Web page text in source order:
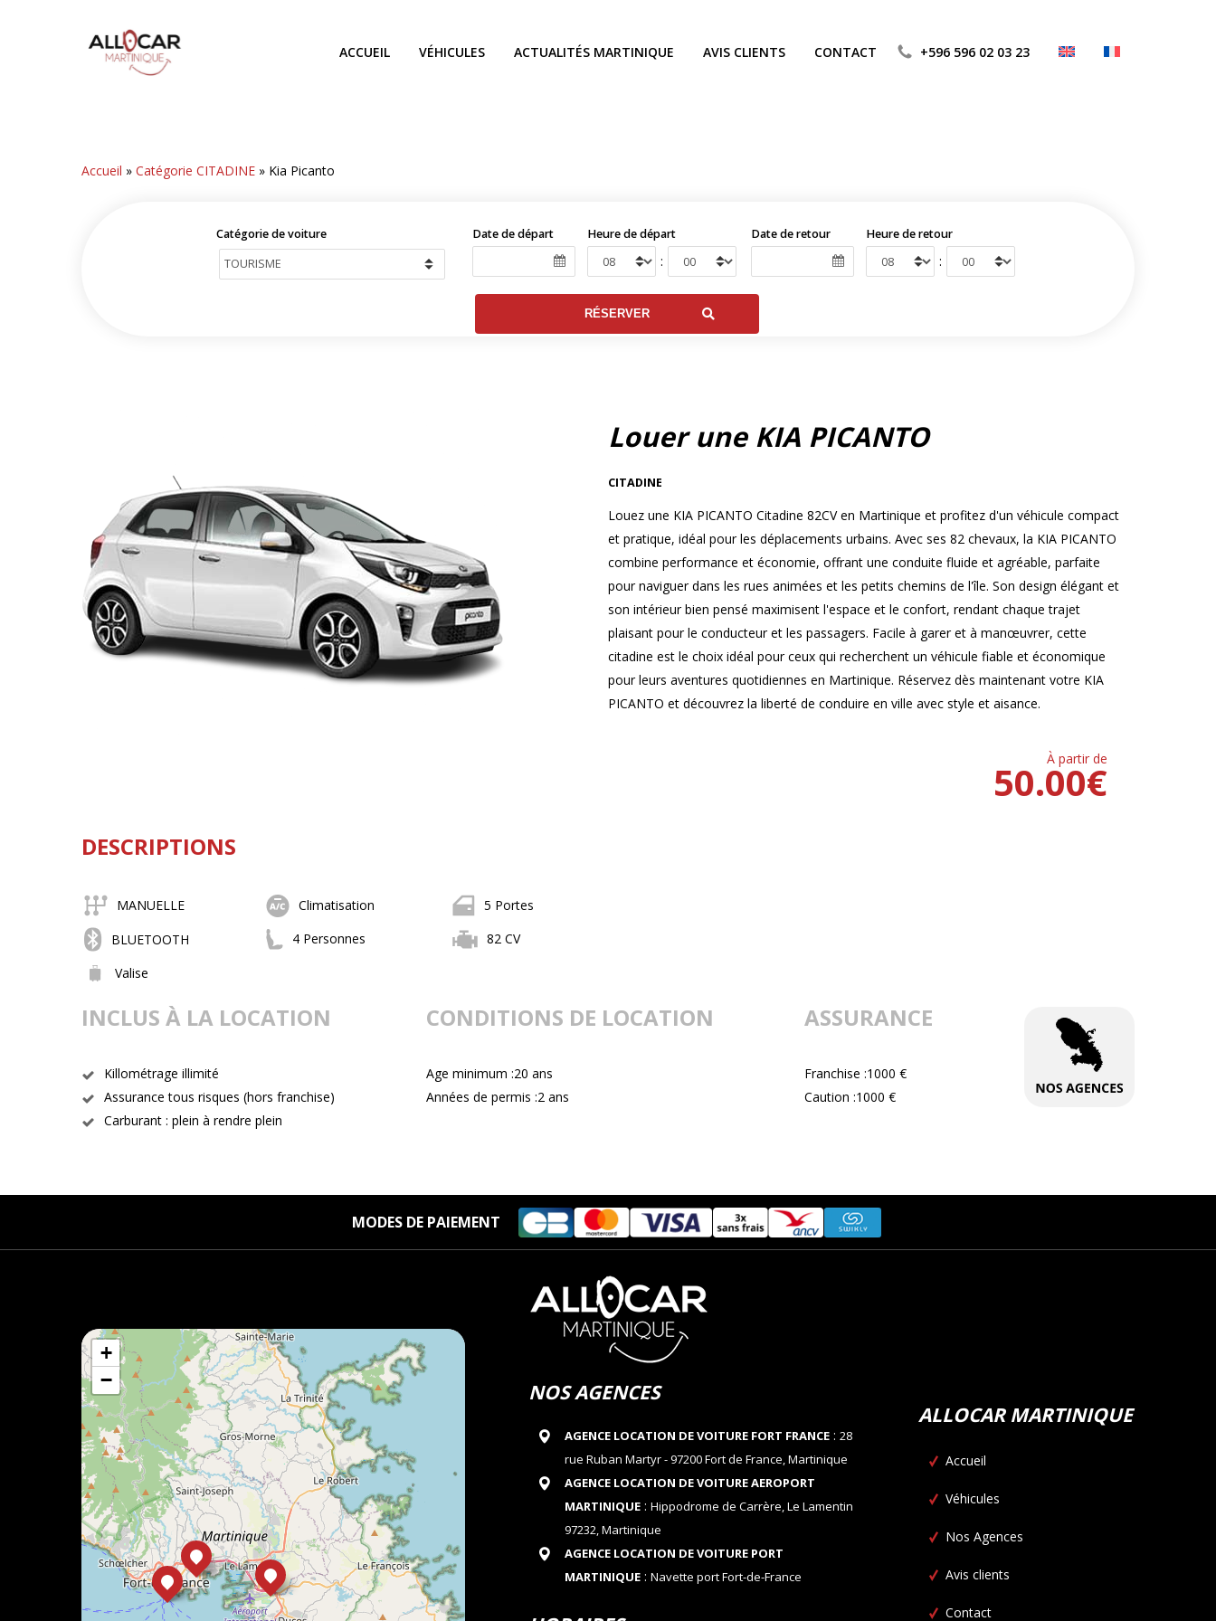
ACCUEIL VÉHICULES ACTUALITÉS MARTINIQUE AVIS CLIENTS CONTACT +596 596 02 03 23
Accueil »Catégorie CITADINE » Kia Picanto
Catégorie de voiture Date de départ Heure de départ
:
Date de retour Heure de retour
:
Louer une KIA PICANTO
CITADINE
Louez une KIA PICANTO Citadine 82CV en Martinique et profitez d'un véhicule compact
et pratique, idéal pour les déplacements urbains. Avec ses 82 chevaux, la KIA PICANTO
combine performance et économie, offrant une conduite fluide et agréable, parfaite
pour naviguer dans les rues animées et les petits chemins de l'île. Son design élégant et
son intérieur bien pensé maximisent l'espace et le confort, rendant chaque trajet
plaisant pour le conducteur et les passagers. Facile à garer et à manœuvrer, cette
citadine est le choix idéal pour ceux qui recherchent un véhicule fiable et économique
pour leurs aventures quotidiennes en Martinique. Réservez dès maintenant votre KIA
PICANTO et découvrez la liberté de conduire en ville avec style et aisance.
À partir de
€
50.00
DESCRIPTIONS
MANUELLE Climatisation
5 Portes
BLUETOOTH
4 Personnes
82 CV
Valise
INCLUS À LA LOCATION
Killométrage illimité
Assurance tous risques (hors franchise)
Carburant : plein à rendre plein
CONDITIONS DE LOCATION
Age minimum :20 ans
Années de permis :2 ans
ASSURANCE
Franchise :1000 €
Caution :1000 €
MODES DE PAIEMENT
+
−
NOS AGENCES
AGENCE LOCATION DE VOITURE FORT FRANCE: 28
rue Ruban Martyr - 97200 Fort de France, Martinique
AGENCE LOCATION DE VOITURE AEROPORT
MARTINIQUE: Hippodrome de Carrère, Le Lamentin
97232, Martinique
AGENCE LOCATION DE VOITURE PORT
MARTINIQUE: Navette port Fort-de-France
ALLOCAR MARTINIQUE
Accueil
Véhicules
Nos Agences
Avis clients
Contact